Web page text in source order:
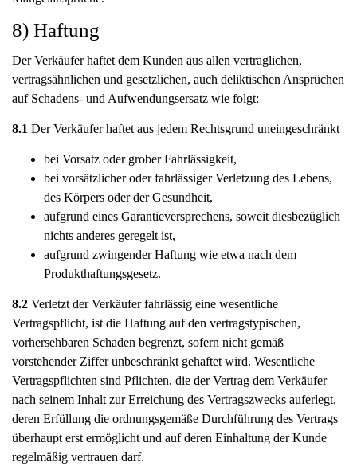
8) Haftung
Der Verkäufer haftet dem Kunden aus allen vertraglichen,
vertragsähnlichen und gesetzlichen, auch deliktischen Ansprüchen
auf Schadens- und Aufwendungsersatz wie folgt:
8.1 Der Verkäufer haftet aus jedem Rechtsgrund uneingeschränkt
bei Vorsatz oder grober Fahrlässigkeit,
bei vorsätzlicher oder fahrlässiger Verletzung des Lebens,
des Körpers oder der Gesundheit,
aufgrund eines Garantieversprechens, soweit diesbezüglich
nichts anderes geregelt ist,
aufgrund zwingender Haftung wie etwa nach dem
Produkthaftungsgesetz.
8.2 Verletzt der Verkäufer fahrlässig eine wesentliche
Vertragspflicht, ist die Haftung auf den vertragstypischen,
vorhersehbaren Schaden begrenzt, sofern nicht gemäß
vorstehender Ziffer unbeschränkt gehaftet wird. Wesentliche
Vertragspflichten sind Pflichten, die der Vertrag dem Verkäufer
nach seinem Inhalt zur Erreichung des Vertragszwecks auferlegt,
deren Erfüllung die ordnungsgemäße Durchführung des Vertrags
überhaupt erst ermöglicht und auf deren Einhaltung der Kunde
regelmäßig vertrauen darf.